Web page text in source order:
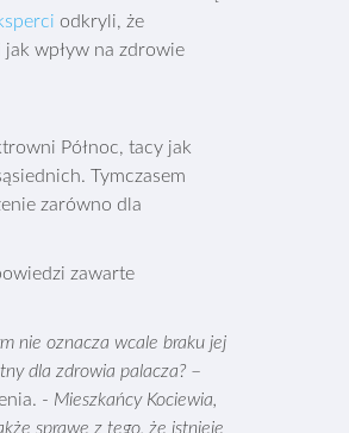
odkryli, że
wpływ na zdrowie
Północ, tacy jak
Tymczasem
zarówno dla
zawarte
nie oznacza wcale braku jej
dla zdrowia palacza? –
- Mieszkańcy Kociewia,
sprawę z tego, że istnieje